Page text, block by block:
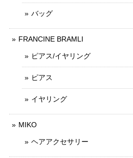
バッグ
FRANCINE BRAMLI
ピアス/イヤリング
ピアス
イヤリング
MIKO
ヘアアクセサリー